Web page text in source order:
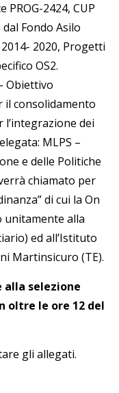
2424, CUP
Fondo Asilo
2020, Progetti
OS2.
Obiettivo
il consolidamento
l’integrazione dei
MLPS –
e delle Politiche
chiamato per
di cui la On
unitamente alla
ed all’Istituto
Martinsicuro (TE).
alla selezione
oltre le ore 12 del
gli allegati.